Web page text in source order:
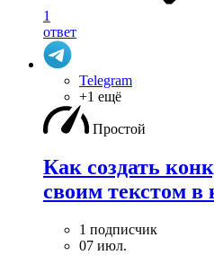
1
ответ
Telegram
+1 ещё
Простой
Как создать
своим текстом в
1 подписчик
07 июл.